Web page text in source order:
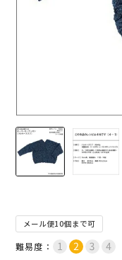
メール便10個まで可
難易度：